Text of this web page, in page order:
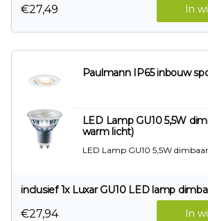
In
€27,49
Paulmann IP65 inbouw
LED Lamp GU10 5,5W
warm licht)
LED Lamp GU10 5,5W
inclusief 1x Luxar GU10 LED lamp
In
€27,94